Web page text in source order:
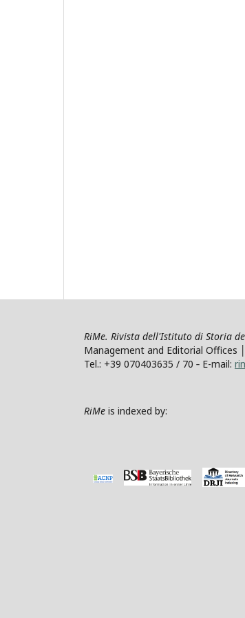
RiMe. Rivista dell'Istituto di Storia
Management and Editorial Offices
Tel.: +39 070403635 / 70 ‐ E-mail:
RiMe is indexed by: